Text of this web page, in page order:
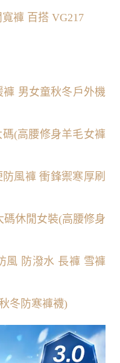
褲 百搭 VG217
褲 男女童秋冬戶外機
碼(高腰修身羊毛女褲
風褲 衝鋒禦寒厚刷
碼休閒女裝(高腰修身
風 防潑水 長褲 雪褲
冬防寒褲襪)